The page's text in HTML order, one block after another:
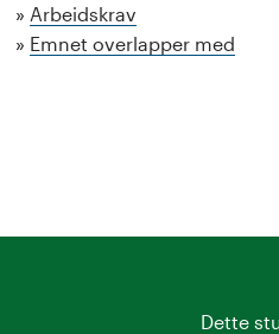
Arbeidskrav
Emnet overlapper med
Dette